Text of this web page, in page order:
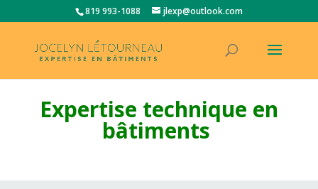
819 993-1088 jlexp@outlook.com
Expertise technique en
bâtiments